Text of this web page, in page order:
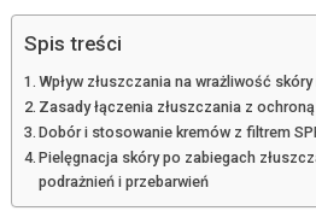
Spis treści
Wpływ złuszczania na wrażliwość
Zasady łączenia złuszczania z
Dobór i stosowanie kremów z filtrem
Pielęgnacja skóry po zabiegach
podrażnień i przebarwień